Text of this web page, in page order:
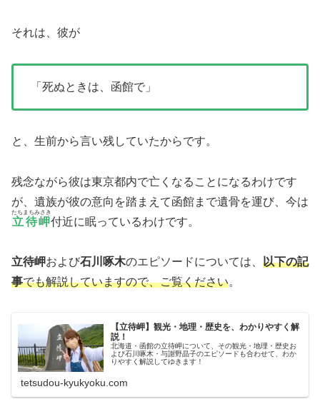
それは、彼が
「死ぬときは、函館で」
と、生前から言い残していたからです。
残念ながら彼は東京都内で亡くなることになるわけです
が、遺族が彼の意向を踏まえて函館まで遺骨を運び、今は
立待岬
たちまちみさき
付近に眠っているわけです。
立待岬および石川啄木のエピソードについては、 以下の記
事でも解説していますので、ご覧ください。
【立待岬】観光・地理・歴史を、わかりやすく解
説！
北海道・函館の立待岬について、その観光・地理・歴史お
よび石川啄木・与謝野晶子のエピソードも合わせて、わか
りやすく解説してゆきます！
tetsudou-kyukyoku.com